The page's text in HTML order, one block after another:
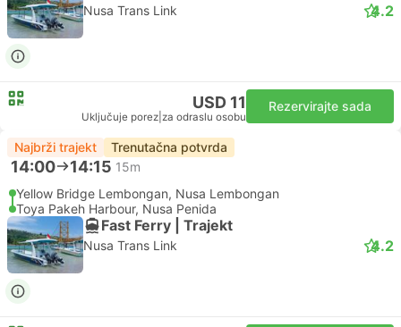
Nusa Trans Link 4.2
USD 11
Uključuje porez za odraslu osobu
Rezervirajte sada
Najbrži trajekt Trenutačna potvrda
14:00 14:15 15m
Yellow Bridge Lembongan, Nusa Lembongan
Toya Pakeh Harbour, Nusa Penida
Fast Ferry | Trajekt
Nusa Trans Link 4.2